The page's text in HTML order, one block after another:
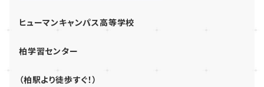
ヒューマンキャンパス高等学校
柏学習センター
（柏駅より徒歩すぐ！）